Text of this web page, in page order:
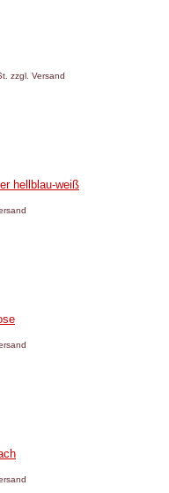
zzgl. Versand
hellblau-weiß